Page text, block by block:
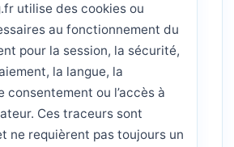
utilise des cookies ou
au fonctionnement du
pour la session, la sécurité,
la langue, la
consentement ou l’accès à
Ces traceurs sont
ne requièrent pas toujours un